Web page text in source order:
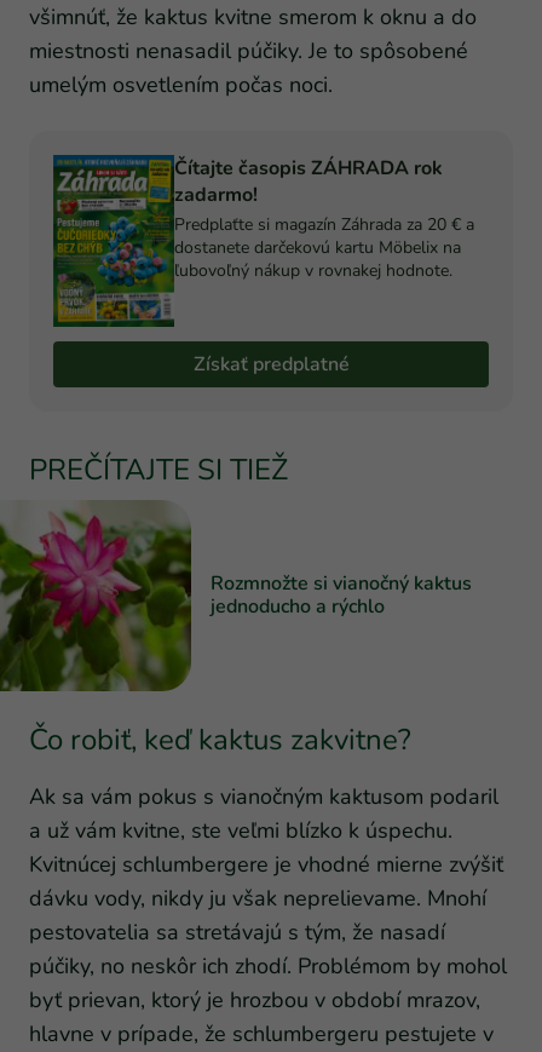
všimnúť, že kaktus kvitne smerom k oknu a do
miestnosti nenasadil púčiky. Je to spôsobené
umelým osvetlením počas noci.
Čítajte časopis ZÁHRADA rok
zadarmo!
Predplaťte si magazín Záhrada za 20 € a
dostanete darčekovú kartu Möbelix na
ľubovoľný nákup v rovnakej hodnote.
Získať predplatné
PREČÍTAJTE SI TIEŽ
Rozmnožte si vianočný kaktus
jednoducho a rýchlo
Čo robiť, keď kaktus zakvitne?
Ak sa vám pokus s vianočným kaktusom podaril
a už vám kvitne, ste veľmi blízko k úspechu.
Kvitnúcej schlumbergere je vhodné mierne zvýšiť
dávku vody, nikdy ju však neprelievame. Mnohí
pestovatelia sa stretávajú s tým, že nasadí
púčiky, no neskôr ich zhodí. Problémom by mohol
byť prievan, ktorý je hrozbou v období mrazov,
hlavne v prípade, že schlumbergeru pestujete v